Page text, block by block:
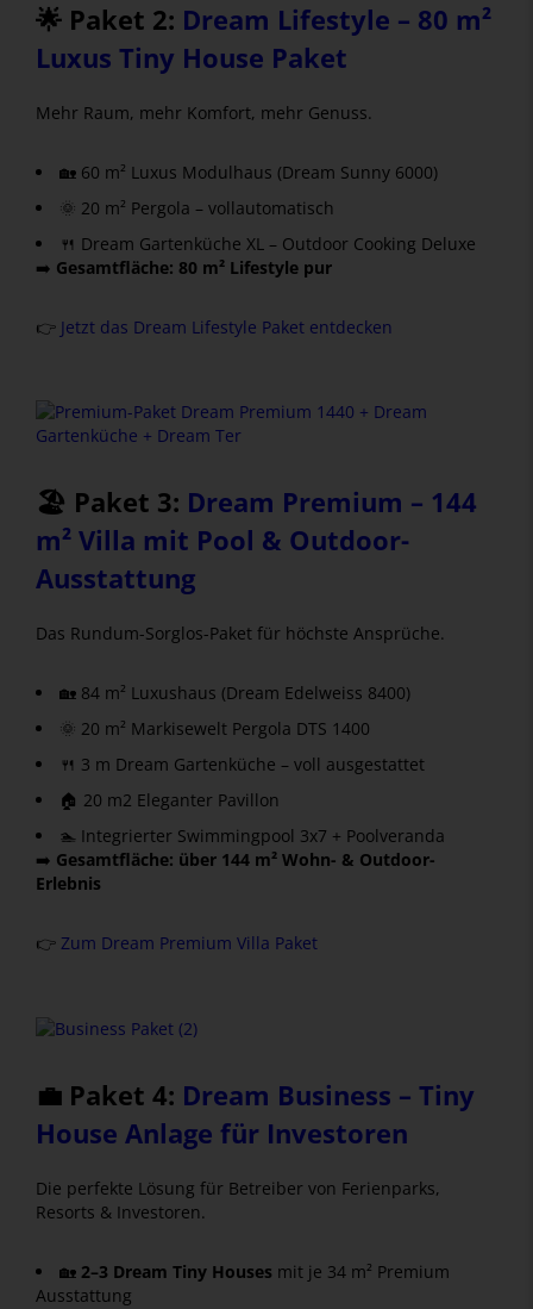
🌟 Paket 2: Dream Lifestyle – 80 m²
Luxus Tiny House Paket
Mehr Raum, mehr Komfort, mehr Genuss.
🏡 60 m² Luxus Modulhaus (Dream Sunny 6000)
🌞 20 m² Pergola – vollautomatisch
🍴 Dream Gartenküche XL – Outdoor Cooking Deluxe
➡️ Gesamtfläche: 80 m² Lifestyle pur
👉 Jetzt das Dream Lifestyle Paket entdecken
🏖️ Paket 3: Dream Premium – 144
m² Villa mit Pool & Outdoor-
Ausstattung
Das Rundum-Sorglos-Paket für höchste Ansprüche.
🏡 84 m² Luxushaus (Dream Edelweiss 8400)
🌞 20 m² Markisewelt Pergola DTS 1400
🍴 3 m Dream Gartenküche – voll ausgestattet
🏠 20 m2 Eleganter Pavillon
🏊 Integrierter Swimmingpool 3x7 + Poolveranda
➡️ Gesamtfläche: über 144 m² Wohn- & Outdoor-
Erlebnis
👉 Zum Dream Premium Villa Paket
💼 Paket 4: Dream Business – Tiny
House Anlage für Investoren
Die perfekte Lösung für Betreiber von Ferienparks,
Resorts & Investoren.
🏡 2–3 Dream Tiny Houses mit je 34 m² Premium
Ausstattung